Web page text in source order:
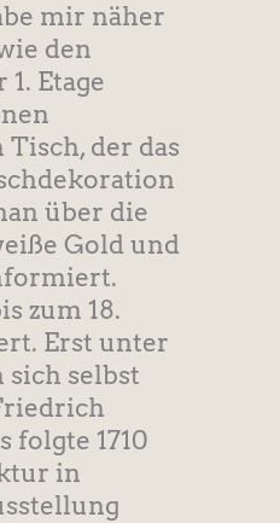
mir näher
den
Etage
der das
über die
Gold und
zum 18.
Erst unter
sich selbst
folgte 1710
in